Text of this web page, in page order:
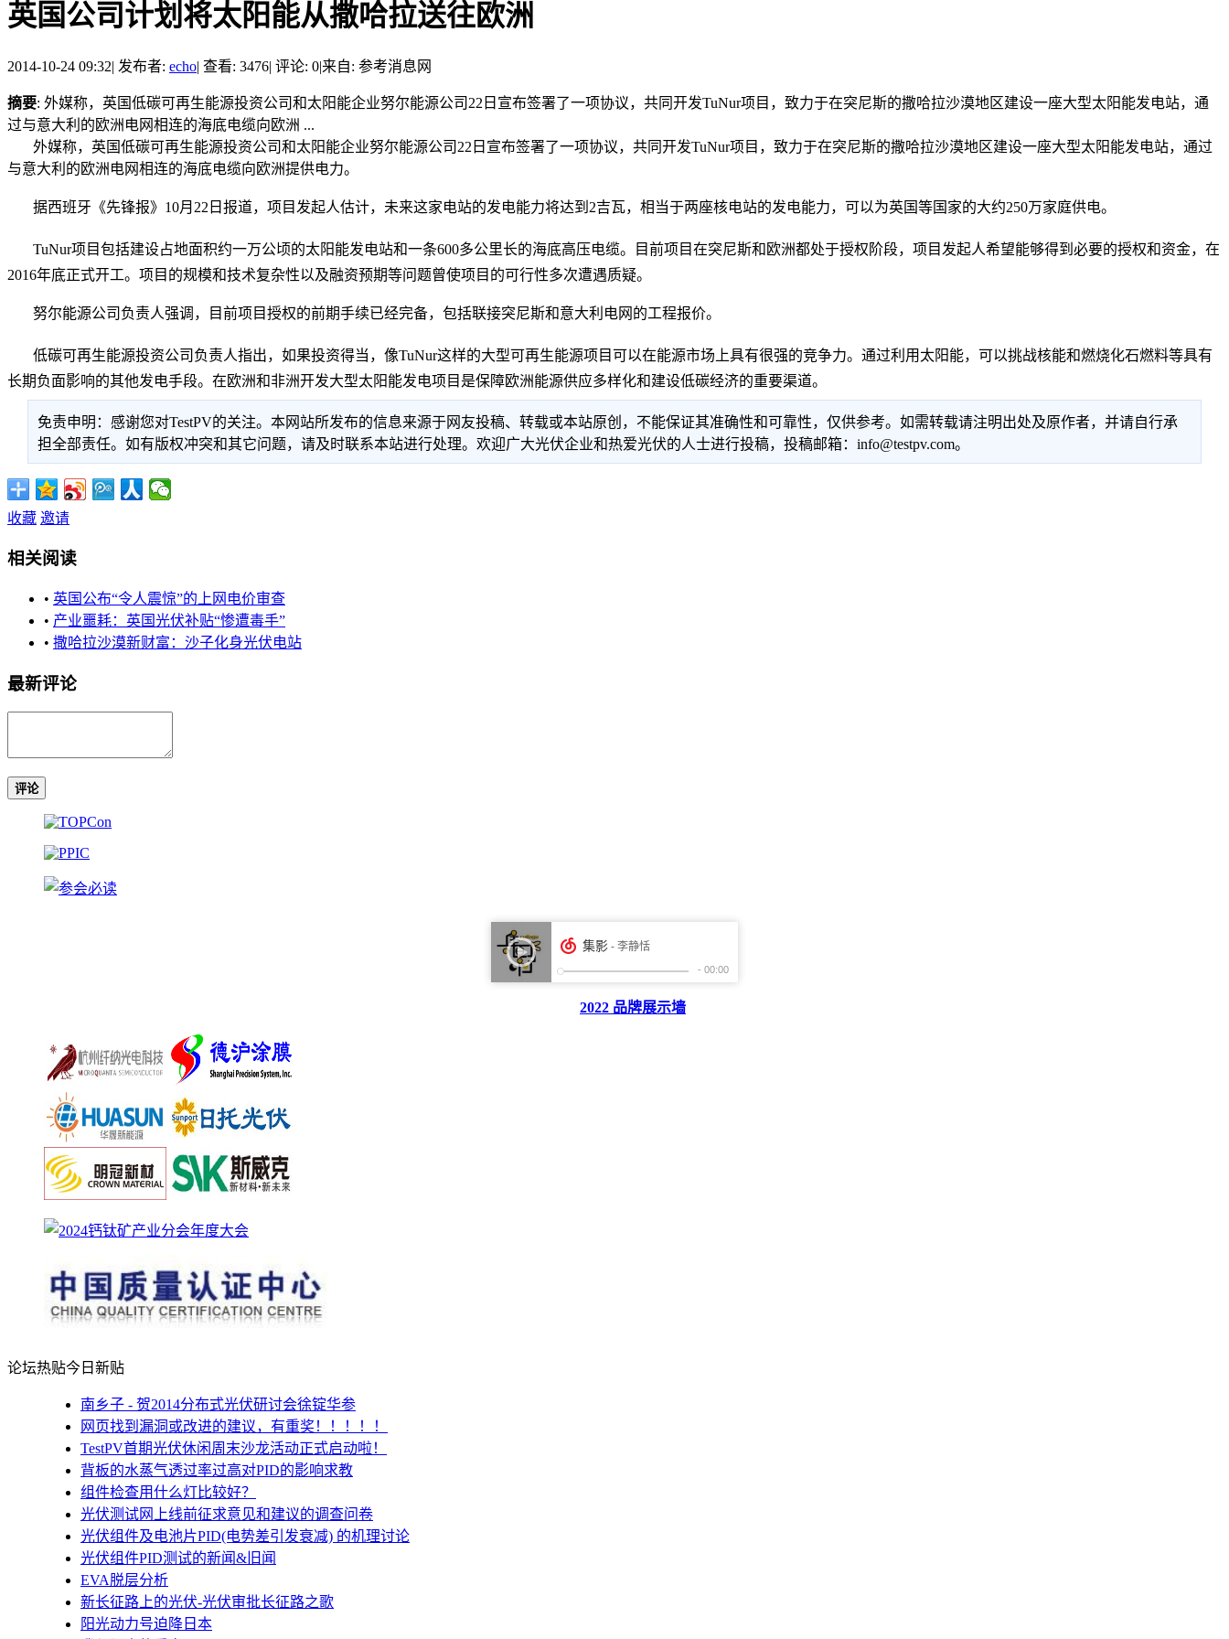
英国公司计划将太阳能从撒哈拉送往欧洲
2014-10-24 09:32| 发布者: echo| 查看: 3476| 评论: 0|来自: 参考消息网
摘要: 外媒称，英国低碳可再生能源投资公司和太阳能企业努尔能源公司22日宣布签署了一项协议，共同开发TuNur项目，致力于在突尼斯的撒哈拉沙漠地区建设一座大型太阳能发电站，通
过与意大利的欧洲电网相连的海底电缆向欧洲 ...
外媒称，英国低碳可再生能源投资公司和太阳能企业努尔能源公司22日宣布签署了一项协议，共同开发TuNur项目，致力于在突尼斯的撒哈拉沙漠地区建设一座大型太阳能发电站，通过
与意大利的欧洲电网相连的海底电缆向欧洲提供电力。
据西班牙《先锋报》10月22日报道，项目发起人估计，未来这家电站的发电能力将达到2吉瓦，相当于两座核电站的发电能力，可以为英国等国家的大约250万家庭供电。
TuNur项目包括建设占地面积约一万公顷的太阳能发电站和一条600多公里长的海底高压电缆。目前项目在突尼斯和欧洲都处于授权阶段，项目发起人希望能够得到必要的授权和资金，在
2016年底正式开工。项目的规模和技术复杂性以及融资预期等问题曾使项目的可行性多次遭遇质疑。
努尔能源公司负责人强调，目前项目授权的前期手续已经完备，包括联接突尼斯和意大利电网的工程报价。
低碳可再生能源投资公司负责人指出，如果投资得当，像TuNur这样的大型可再生能源项目可以在能源市场上具有很强的竞争力。通过利用太阳能，可以挑战核能和燃烧化石燃料等具有
长期负面影响的其他发电手段。在欧洲和非洲开发大型太阳能发电项目是保障欧洲能源供应多样化和建设低碳经济的重要渠道。
免责申明：感谢您对TestPV的关注。本网站所发布的信息来源于网友投稿、转载或本站原创，不能保证其准确性和可靠性，仅供参考。如需转载请注明出处及原作者，并请自行承
担全部责任。如有版权冲突和其它问题，请及时联系本站进行处理。欢迎广大光伏企业和热爱光伏的人士进行投稿，投稿邮箱：info@testpv.com。
收藏 邀请
相关阅读
• 英国公布“令人震惊”的上网电价审查
• 产业噩耗：英国光伏补贴“惨遭毒手”
• 撒哈拉沙漠新财富：沙子化身光伏电站
最新评论
评论
2022 品牌展示墙
论坛热贴今日新贴
南乡子 - 贺2014分布式光伏研讨会徐锭华参
网页找到漏洞或改进的建议，有重奖！！！！！
TestPV首期光伏休闲周末沙龙活动正式启动啦！
背板的水蒸气透过率过高对PID的影响求教
组件检查用什么灯比较好？
光伏测试网上线前征求意见和建议的调查问卷
光伏组件及电池片PID(电势差引发衰减) 的机理讨论
光伏组件PID测试的新闻&旧闻
EVA脱层分析
新长征路上的光伏-光伏审批长征路之歌
阳光动力号迫降日本